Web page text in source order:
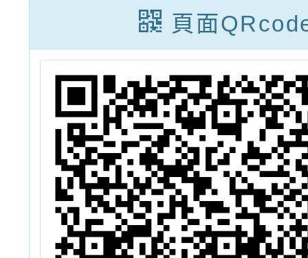
World》議題式
桌遊教師研習工
作坊訊息
陸續
頁面